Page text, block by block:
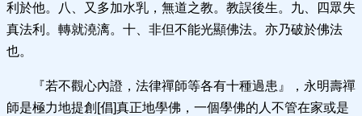
利於他。八、又多加水乳，無道之教。教誤後生。九、四眾失
真法利。轉就澆漓。十、非但不能光顯佛法。亦乃破於佛法
也。
『若不觀心內證，法律禪師等各有十種過患』，永明壽禪
師是極力地提創[倡]真正地學佛，一個學佛的人不管在家或是